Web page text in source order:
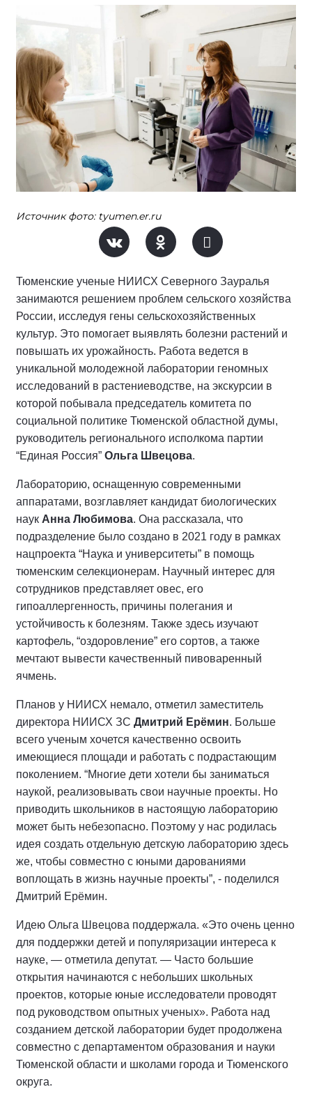
Источник фото: tyumen.er.ru
Тюменские ученые НИИСХ Северного Зауралья
занимаются решением проблем сельского хозяйства
России, исследуя гены сельскохозяйственных
культур. Это помогает выявлять болезни растений и
повышать их урожайность. Работа ведется в
уникальной молодежной лаборатории геномных
исследований в растениеводстве, на экскурсии в
которой побывала председатель комитета по
социальной политике Тюменской областной думы,
руководитель регионального исполкома партии
“Единая Россия” Ольга Швецова.
Лабораторию, оснащенную современными
аппаратами, возглавляет кандидат биологических
наук Анна Любимова. Она рассказала, что
подразделение было создано в 2021 году в рамках
нацпроекта “Наука и университеты” в помощь
тюменским селекционерам. Научный интерес для
сотрудников представляет овес, его
гипоаллергенность, причины полегания и
устойчивость к болезням. Также здесь изучают
картофель, “оздоровление” его сортов, а также
мечтают вывести качественный пивоваренный
ячмень.
Планов у НИИСХ немало, отметил заместитель
директора НИИСХ ЗС Дмитрий Ерёмин. Больше
всего ученым хочется качественно освоить
имеющиеся площади и работать с подрастающим
поколением. “Многие дети хотели бы заниматься
наукой, реализовывать свои научные проекты. Но
приводить школьников в настоящую лабораторию
может быть небезопасно. Поэтому у нас родилась
идея создать отдельную детскую лабораторию здесь
же, чтобы совместно с юными дарованиями
воплощать в жизнь научные проекты”, - поделился
Дмитрий Ерёмин.
Идею Ольга Швецова поддержала. «Это очень ценно
для поддержки детей и популяризации интереса к
науке, — отметила депутат. — Часто большие
открытия начинаются с небольших школьных
проектов, которые юные исследователи проводят
под руководством опытных ученых». Работа над
созданием детской лаборатории будет продолжена
совместно с департаментом образования и науки
Тюменской области и школами города и Тюменского
округа.